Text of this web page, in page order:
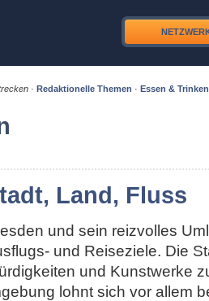
· Redaktionelle Themen · Essen & Trinken
Land, Fluss
und sein reizvolles
und Reiseziele. Die
und Kunstwerke
lohnt sich vor allem